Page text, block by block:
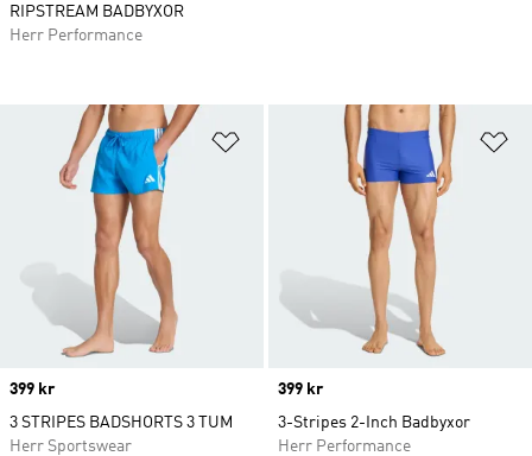
Lägg till på önskelistan
Price
399 kr
3 STRIPES BADSHORTS 3 TUM
Herr Sportswear
Price
399 kr
3-Stripes 2-Inch Badbyxor
Herr Performance
RIPSTREAM BADBYXOR
Herr Performance